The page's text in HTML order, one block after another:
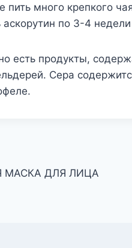
пить много крепкого
по 3-4
есть продукты,
Сера
МАСКА ДЛЯ ЛИЦА